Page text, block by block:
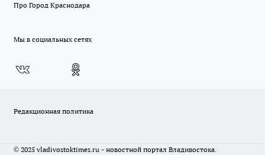
Про Город Краснодара
Мы в социальных сетях
Редакционная политика
© 2025 vladivostoktimes.ru - новостной портал Владивостока.